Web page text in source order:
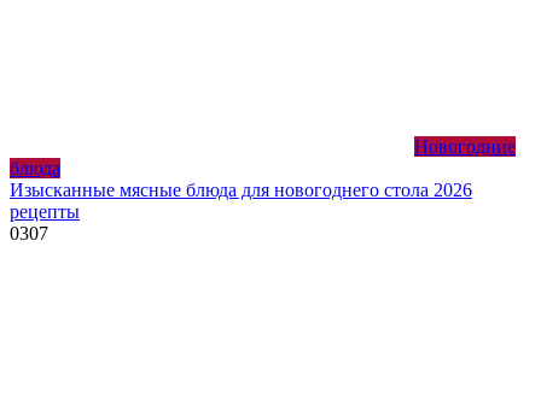
Новогодние
блюда
Изысканные мясные блюда для новогоднего стола 2026
рецепты
0307